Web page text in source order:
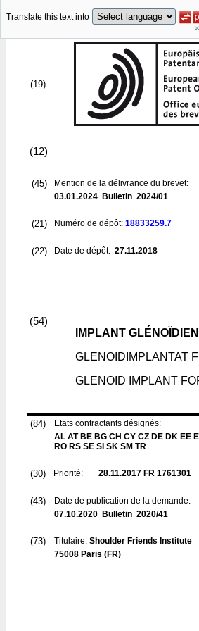
Translate this text into
(19)
(12)
(45)
Mention de la délivrance du brevet:
03.01.2024 Bulletin 2024/01
(21) Numéro de dépôt: 18833259.7
(22) Date de dépôt: 27.11.2018
(54)
IMPLANT
GLENOIDIMPLANTAT
GLENOID IMPLANT
(84)
Etats contractants désignés:
AL AT BE BG CH CY CZ DE DK EE
RO RS SE SI SK SM TR
(30) Priorité: 28.11.2017 FR 1761301
(43)
Date de publication de la demande:
07.10.2020 Bulletin 2020/41
(73) Titulaire: Shoulder Friends Institute
75008 Paris (FR)